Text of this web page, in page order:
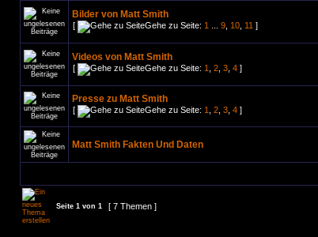
Bilder von Matt Smith
[ Gehe zu Seite: 1 9 10 11 ]
Videos von Matt Smith
[ Gehe zu Seite: 1 2 3 4 ]
Presse zu Matt Smith
[ Gehe zu Seite: 1 2 3 4 ]
Matt Smith Fakten Und Daten
Seite 1 von 1 [ 7 Themen ]